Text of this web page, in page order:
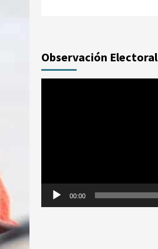
Observación Electoral
00:00